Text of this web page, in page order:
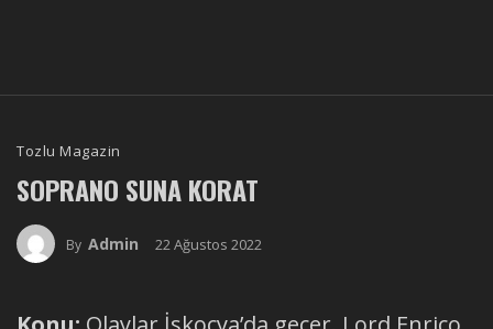
Tozlu Magazin
SOPRANO SUNA KORAT
By Admin 22 Ağustos 2022